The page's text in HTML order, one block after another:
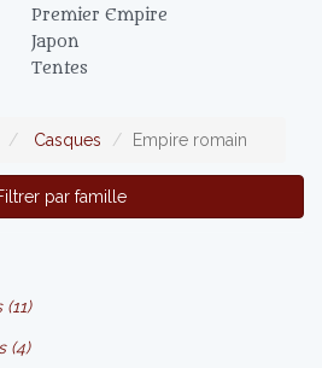
Premier Empire
Japon
Tentes
Casques Empire romain
par famille
(4)